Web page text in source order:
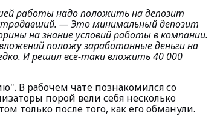
работы надо положить на депозит
— Это минимальный депозит
на знание условий работы в компании.
положу заработанные деньги на
И решил всё-таки вложить 40 000
В рабочем чате познакомился со
порой вели себя несколько
только после того, как его обманули.